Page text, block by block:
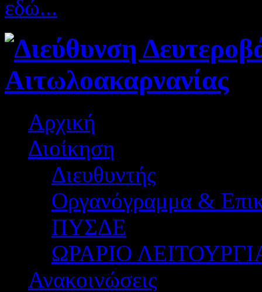
Αρχική
Διοίκηση
Διευθυντής
Οργανόγραμμα &
ΠΥΣΔΕ
ΩΡΑΡΙΟ
Ανακοινώσεις